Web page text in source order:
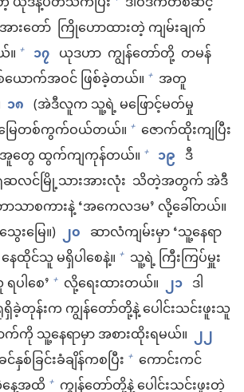
ားတော် ကြိုဟောထားတဲ့ ကျမ်းချက်
။ + ၁၇ ယုဒဟာ ကျွန်တော်တို့ တမန်
ာက်အဝင် ဖြစ်ခဲ့တယ်။ + အတူ
၁၈ (အဲဒီလူက သူ့ရဲ့ မဖြောင့်မတ်မှု
မြေတစ်ကွက်ဝယ်တယ်။ + ဇောက်ထိုးကျပြီး
အူတွေ ထွက်ကျကုန်တယ်။ + ၁၉ ဒီ
ရုဆလင်မြို့သားအားလုံး သိတဲ့အတွက် အဲဒီ
ာစကားနဲ့ ‘အကေလဒမ’ လို့ခေါ်တယ်။
းမြေ။) ၂၀ ဆာလံကျမ်းမှာ ‘သူ့နေရာ
ေထိုင်သူ မရှိပါစေနဲ့။ + သူ့ရဲ့ ကြီးကြပ်မှူး
ပါစေ’ + လို့ရေးထားတယ်။ ၂၁ ဒါ
ခဲ့တုန်းက ကျွန်တော်တို့နဲ့ ပေါင်းသင်းဖူးသူ
သူ့နေရာမှာ အစားထိုးရမယ်။ ၂၂
ခြင်းခံချိန်ကစပြီး + ကောင်းကင်
+